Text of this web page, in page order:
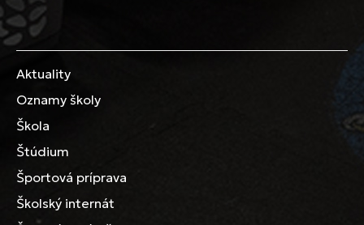
Aktuality
Oznamy školy
Škola
Štúdium
Športová príprava
Školský internát